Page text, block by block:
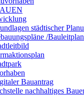
städtischer
/
Bauantrag
nachhaltiges